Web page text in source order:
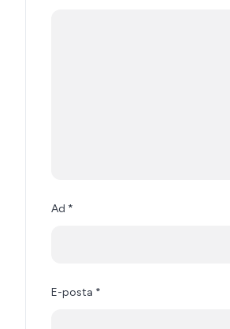
Ad *
E-posta *